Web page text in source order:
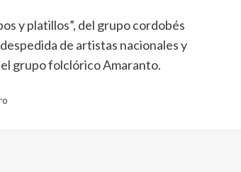
y platillos”, del grupo cordobés
de artistas nacionales y
grupo folclórico Amaranto.